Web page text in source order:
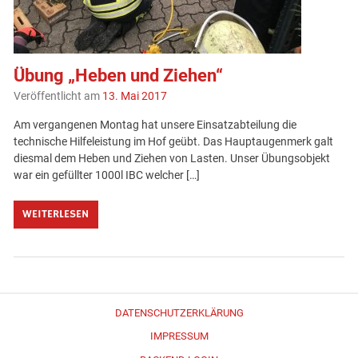
Übung „Heben und Ziehen“
Veröffentlicht am 13. Mai 2017
Am vergangenen Montag hat unsere Einsatzabteilung die
technische Hilfeleistung im Hof geübt. Das Hauptaugenmerk galt
diesmal dem Heben und Ziehen von Lasten. Unser Übungsobjekt
war ein gefüllter 1000l IBC welcher […]
WEITERLESEN
DATENSCHUTZERKLÄRUNG
IMPRESSUM